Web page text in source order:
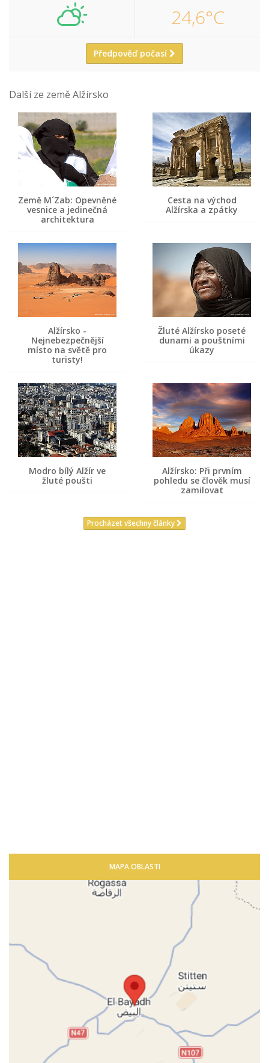
24,6°C
Předpověď počasí
Další ze země Alžírsko
Země M´Zab: Opevněné
vesnice a jedinečná
architektura
Cesta na východ
Alžírska a zpátky
Alžírsko -
Nejnebezpečnější
místo na světě pro
turisty!
Žluté Alžírsko poseté
dunami a pouštními
úkazy
Modro bílý Alžír ve
žluté poušti
Alžírsko: Při prvním
pohledu se člověk musí
zamilovat
Procházet všechny články
MAPA OBLASTI